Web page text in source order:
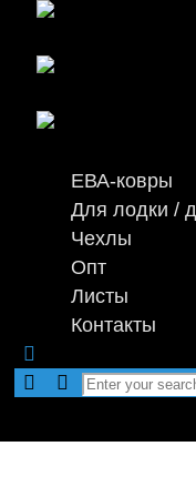
ЕВА-ковры
Для лодки /
Чехлы
Опт
Листы
Контакты